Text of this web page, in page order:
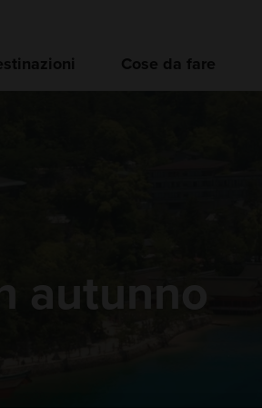
Cose da fare
autunno